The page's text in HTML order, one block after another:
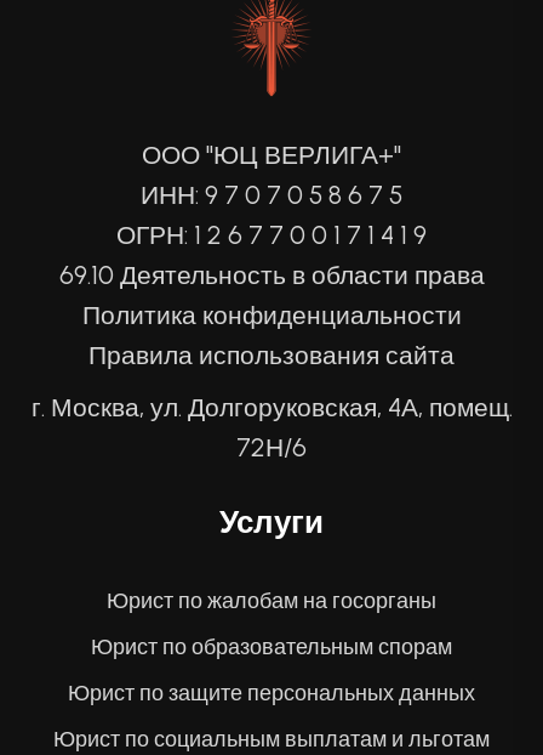
ООО "ЮЦ ВЕРЛИГА+"
ИНН: 9 7 0 7 0 5 8 6 7 5
ОГРН: 1 2 6 7 7 0 0 1 7 1 4 1 9
69.10 Деятельность в области права
Политика конфиденциальности
Правила использования сайта
г. Москва, ул. Долгоруковская, 4А, помещ.
72Н/6
Услуги
Юрист по жалобам на госорганы
Юрист по образовательным спорам
Юрист по защите персональных данных
Юрист по социальным выплатам и льготам